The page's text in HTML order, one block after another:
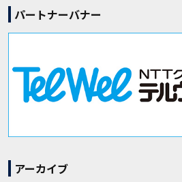
パートナーバナー
アーカイブ